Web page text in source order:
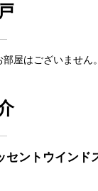
屋はございません
セントウインド